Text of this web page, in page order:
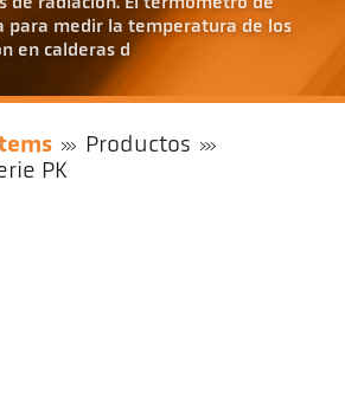
para medir la temperatura de los
en calderas d
Productos
PK